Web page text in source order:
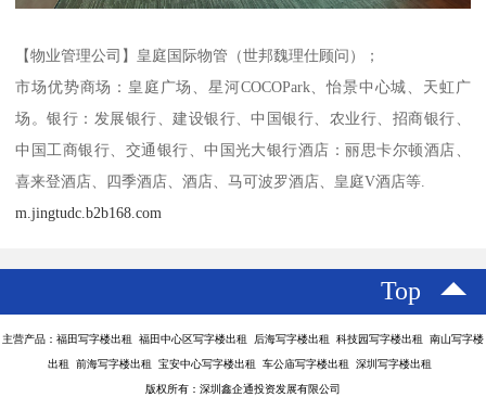
【物业管理公司】皇庭国际物管（世邦魏理仕顾问）；
市场优势商场：皇庭广场、星河COCOPark、怡景中心城、天虹广
场。银行：发展银行、建设银行、中国银行、农业行、招商银行、
中国工商银行、交通银行、中国光大银行酒店：丽思卡尔顿酒店、
喜来登酒店、四季酒店、酒店、马可波罗酒店、皇庭V酒店等.
m.jingtudc.b2b168.com
Top
主营产品：福田写字楼出租 福田中心区写字楼出租 后海写字楼出租 科技园写字楼出租 南山写字楼
出租 前海写字楼出租 宝安中心写字楼出租 车公庙写字楼出租 深圳写字楼出租
版权所有：深圳鑫企通投资发展有限公司